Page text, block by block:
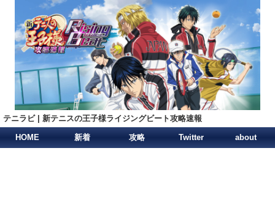
テニラビ | 新テニスの王子様ライジングビート攻略速報
HOME 新着 攻略 Twitter about